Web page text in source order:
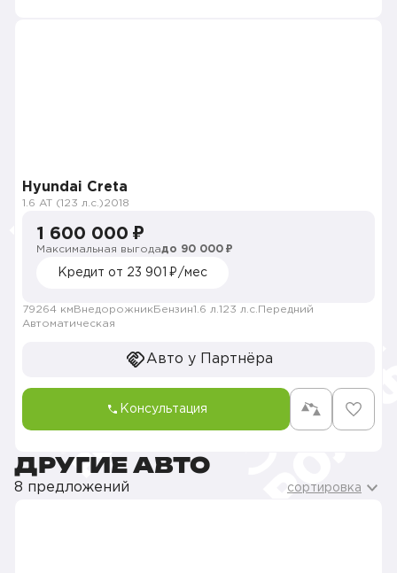
Hyundai Creta
1.6 AT (123 л.с.)2018
1 600 000 ₽
Максимальная выгодадо 90 000 ₽
Кредит от 23 901 ₽/мес
79264 км Внедорожник Бензин1.6 л. 123 л.с. Передний
Автоматическая
Авто у Партнёра
Консультация
ДРУГИЕ АВТО
8 предложений сортировка